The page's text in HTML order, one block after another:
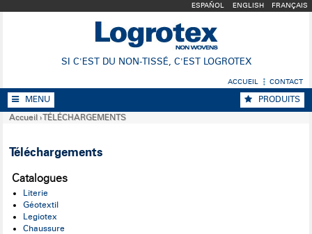
SI C'EST DU NON-TISSÉ, C'EST LOGROTEX
ESPAÑOL ENGLISH FRANÇAIS
ACCUEIL CONTACT
MENU
PRODUITS
Accueil ›TÉLÉCHARGEMENTS
Téléchargements
Catalogues
Literie
Géotextil
Legiotex
Chaussure